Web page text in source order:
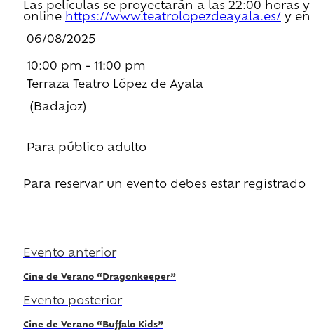
Las películas se proyectarán a las 22:00 horas
online https://www.teatrolopezdeayala.es/ y en
06/08/2025
10:00 pm - 11:00 pm
Terraza Teatro López de Ayala
(Badajoz)
Para público adulto
Para reservar un evento debes estar registrado
Evento anterior
Cine de Verano “Dragonkeeper”
Evento posterior
Cine de Verano “Buffalo Kids”